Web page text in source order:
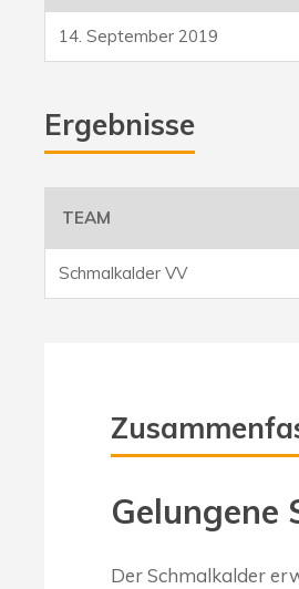
14. September 2019
Ergebnisse
TEAM
Schmalkalder VV
Gelungene
Der Schmalkalder